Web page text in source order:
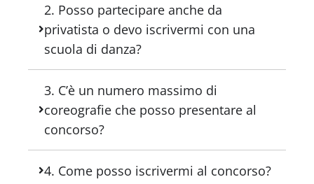
2. Posso partecipare anche da
privatista o devo iscrivermi con una
scuola di danza?
3. C’è un numero massimo di
coreografie che posso presentare al
concorso?
4. Come posso iscrivermi al concorso?